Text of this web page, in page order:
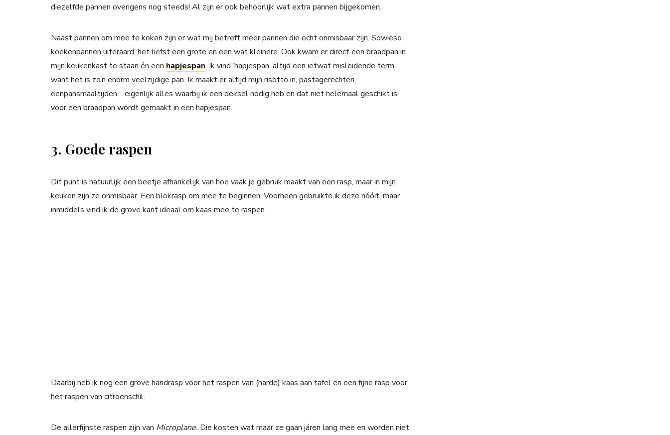
diezelfde pannen overigens nog steeds! Al zijn er ook behoorlijk wat extra pannen bijgekomen.
Naast pannen om mee te koken zijn er wat mij betreft meer pannen die echt onmisbaar zijn. Sowieso
koekenpannen uiteraard, het liefst een grote en een wat kleinere. Ook kwam er direct een braadpan in
mijn keukenkast te staan én een hapjespan. Ik vind ‘hapjespan’ altijd een ietwat misleidende term
want het is zo’n enorm veelzijdige pan. Ik maakt er altijd mijn risotto in, pastagerechten,
eenpansmaaltijden… eigenlijk alles waarbij ik een deksel nodig heb en dat niet helemaal geschikt is
voor een braadpan wordt gemaakt in een hapjespan.
3. Goede raspen
Dit punt is natuurlijk een beetje afhankelijk van hoe vaak je gebruik maakt van een rasp, maar in mijn
keuken zijn ze onmisbaar. Een blokrasp om mee te beginnen. Voorheen gebruikte ik deze nóóit, maar
inmiddels vind ik de grove kant ideaal om kaas mee te raspen.
Daarbij heb ik nog een grove handrasp voor het raspen van (harde) kaas aan tafel en een fijne rasp voor
het raspen van citroenschil.
De allerfijnste raspen zijn van Microplane. Die kosten wat maar ze gaan járen lang mee en worden niet